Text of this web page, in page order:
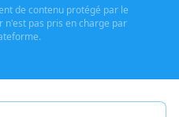
de contenu protégé par le
pas pris en charge par